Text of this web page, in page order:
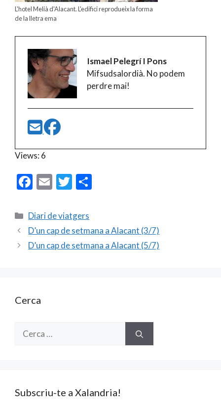
L'hotel Melià d'Alacant. L'edifici reprodueix la forma
de la lletra ema
Ismael Pelegrí I Pons
Mifsudsalordià. No podem
perdre mai!
Views: 6
F
e
b
o
E
ai
l
T
itt
er p
ar
Categories
Diari de viatgers
D’un cap de setmana a Alacant (3/7)
D’un cap de setmana a Alacant (5/7)
Cerca
Cerca:
Subscriu-te a Xalandria!